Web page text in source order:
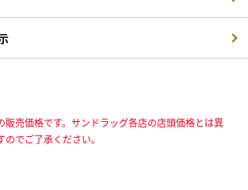
売価格です。サンドラッグ各店の店頭価格とは異
でご了承ください。